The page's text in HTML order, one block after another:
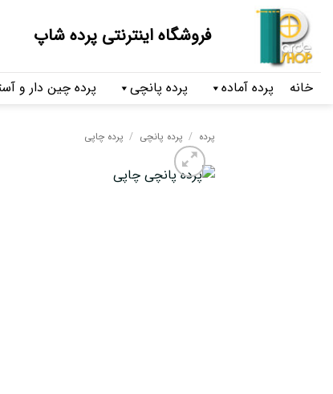
فروشگاه اینترنتی پرده شاپ
خانه پرده آماده پرده پانچی پرده چین دار و
پرده / پرده پانچی / پرده چاپی